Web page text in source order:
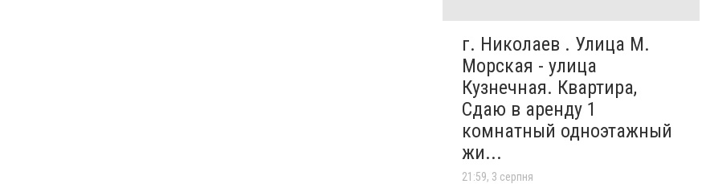
г. Николаев . Улица М.
Морская - улица
Кузнечная. Квартира,
Сдаю в аренду 1
комнатный одноэтажный
жи...
21:59, 3 серпня